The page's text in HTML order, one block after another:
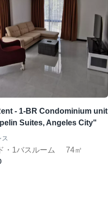
- 1-BR Condominium unit
Suites, Angeles City"
ス
・1バスルーム 74㎡